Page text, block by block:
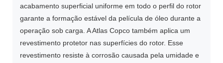
acabamento superficial uniforme em todo o perfil do rotor
garante a formação estável da película de óleo durante a
operação sob carga. A Atlas Copco também aplica um
revestimento protetor nas superfícies do rotor. Esse
revestimento resiste à corrosão causada pela umidade e